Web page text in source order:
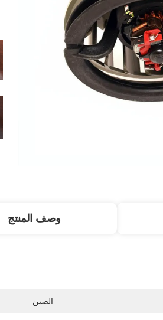
وصف المنتج
الصين